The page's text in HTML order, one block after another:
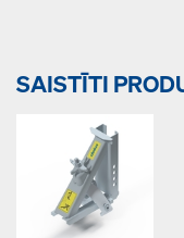
SAISTĪTI